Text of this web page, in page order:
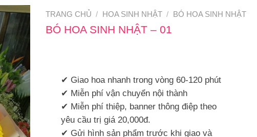
TRANG CHỦ / HOA SINH NHẬT / BÓ HOA SINH NHẬT
BÓ HOA SINH NHẬT – 01
✔ Giao hoa nhanh trong vòng 60-120 phút
✔ Miễn phí vận chuyển nội thành
✔ Miễn phí thiệp, banner thông điệp theo
yêu cầu trị giá 20,000đ.
✔ Gửi hình sản phẩm trước khi giao và